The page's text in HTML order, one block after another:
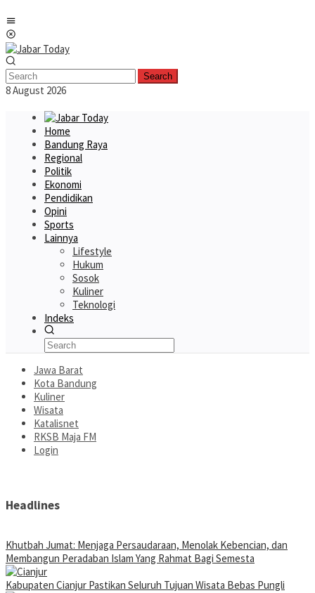
to
content
Search
8 August 2026
Home
Bandung Raya
Regional
Politik
Ekonomi
Pendidikan
Opini
Sports
Lainnya
Lifestyle
Hukum
Sosok
Kuliner
Teknologi
Indeks
Jawa Barat
Kota Bandung
Kuliner
Wisata
Katalisnet
RKSB Maja FM
Login
Headlines
Khutbah Jumat: Menjaga Persaudaraan, Menolak Kebencian, dan
Membangun Peradaban Islam Yang Rahmat Bagi Semesta
Kabupaten Cianjur Pastikan Seluruh Tujuan Wisata Bebas Pungli